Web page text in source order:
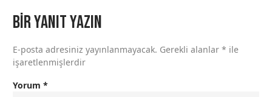
Bir yanıt yazın
E-posta adresiniz yayınlanmayacak. Gerekli alanlar * ile
işaretlenmişlerdir
Yorum *